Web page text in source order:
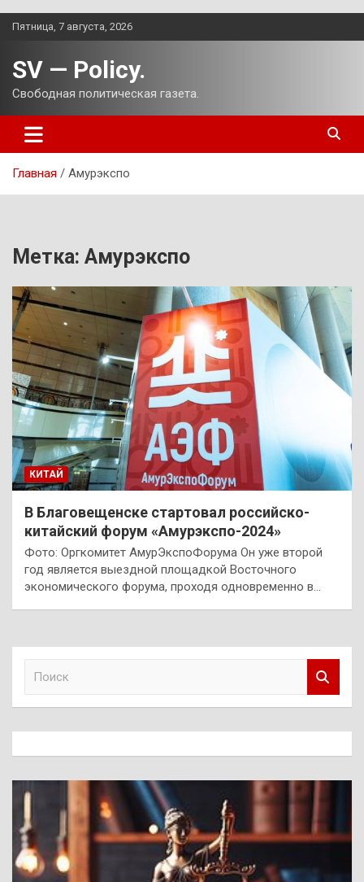
Перейти
Пятница, 7 августа, 2026
SV — Policy.
Свободная политическая газета.
Главная Амурэкспо
Метка: Амурэкспо
КИТАЙ
В Благовещенске стартовал российско-
китайский форум «Амурэкспо-2024»
Фото: Оргкомитет АмурЭкспоФорума Он уже второй
год является выездной площадкой Восточного
экономического форума, проходя одновременно в…
к